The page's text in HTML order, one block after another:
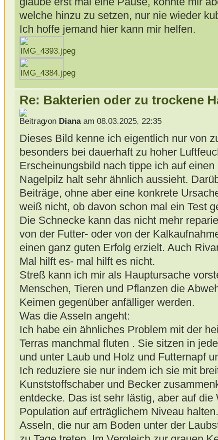
welche hinzu zu setzen, nur nie wieder
Ich hoffe jemand hier kann mir helfen.
Re: Bakterien oder zu trockene
von Dianaam 08.03.2025, 22:35
Dieses Bild kenne ich eigentlich nur von
besonders bei dauerhaft zu hoher
Erscheinungsbild nach tippe ich auf
Nagelpilz halt sehr ähnlich aussieht.
Beiträge, ohne aber eine konkrete
weiß nicht, ob davon schon mal ein Test
Die Schnecke kann das nicht mehr
von der Futter- oder von der
einen ganz guten Erfolg erzielt. Auch
Mal hilft es- mal hilft es nicht.
Streß kann ich mir als Hauptursache
Menschen, Tieren und Pflanzen die
Keimen gegenüber anfälliger werden.
Was die Asseln angeht:
Ich habe ein ähnliches Problem mit der
Terras manchmal fluten . Sie sitzen in
und unter Laub und Holz und Futternapf
Ich reduziere sie nur indem ich sie mit
Kunststoffschaber und Becker
entdecke. Das ist sehr lästig, aber auf die
Population auf erträglichem Niveau
Asseln, die nur am Boden unter der